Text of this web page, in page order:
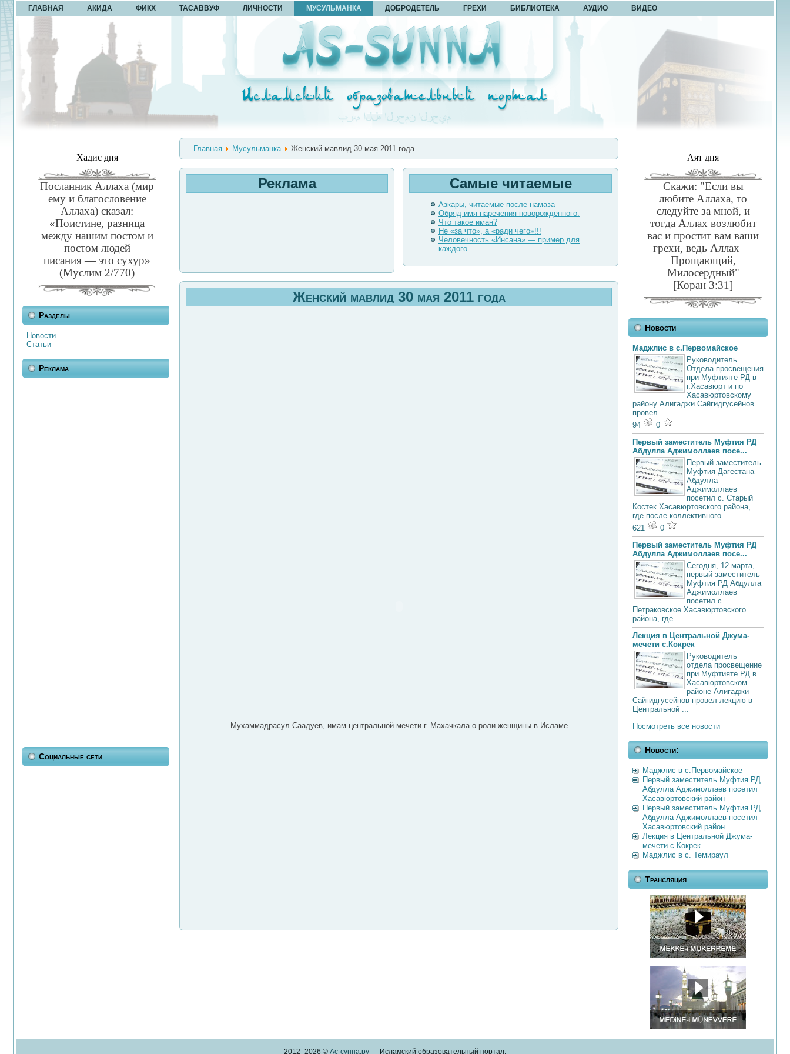
ГЛАВНАЯ АКИДА ФИКХ ТАСАВВУФ ЛИЧНОСТИ МУСУЛЬМАНКА ДОБРОДЕТЕЛЬ ГРЕХИ БИБЛИОТЕКА АУДИО ВИДЕО
Хадис дня
Посланник Аллаха (мир
ему и благословение
Аллаха) сказал:
«Поистине, разница
между нашим постом и
постом людей
писания — это сухур»
(Муслим 2/770)
Разделы
Новости
Статьи
Реклама
Социальные сети
Главная Мусульманка Женский мавлид 30 мая 2011 года
Реклама Самые читаемые
Азкары, читаемые после намаза
Обряд имя наречения новорожденного.
Что такое иман?
Не «за что», а «ради чего»!!!
Человечность «Инсана» — пример для
каждого
Женский мавлид 30 мая 2011 года
Мухаммадрасул Саадуев, имам центральной мечети г. Махачкала о роли женщины в Исламе
Аят дня
Скажи: "Если вы
любите Аллаха, то
следуйте за мной, и
тогда Аллах возлюбит
вас и простит вам ваши
грехи, ведь Аллах —
Прощающий,
Милосердный"
[Коран 3:31]
Новости
Маджлис в с.Первомайское
Руководитель
Отдела просвещения
при Муфтияте РД в
г.Хасавюрт и по
Хасавюртовскому
району Алигаджи Сайгидгусейнов
провел ...
94
0
Первый заместитель Муфтия РД
Абдулла Аджимоллаев посе...
Первый заместитель
Муфтия Дагестана
Абдулла
Аджимоллаев
посетил с. Старый
Костек Хасавюртовского района,
где после коллективного ...
621
0
Первый заместитель Муфтия РД
Абдулла Аджимоллаев посе...
Сегодня, 12 марта,
первый заместитель
Муфтия РД Абдулла
Аджимоллаев
посетил с.
Петраковское Хасавюртовского
района, где ...
Лекция в Центральной Джума-
мечети с.Кокрек
Руководитель
отдела просвещение
при Муфтияте РД в
Хасавюртовском
районе Алигаджи
Сайгидгусейнов провел лекцию в
Центральной ...
Посмотреть все новости
Новости:
Маджлис в с.Первомайское
Первый заместитель Муфтия РД
Абдулла Аджимоллаев посетил
Хасавюртовский район
Первый заместитель Муфтия РД
Абдулла Аджимоллаев посетил
Хасавюртовский район
Лекция в Центральной Джума-
мечети с.Кокрек
Маджлис в с. Темираул
Трансляция
2012–2026 © Ас-сунна.ру — Исламский образовательный портал.